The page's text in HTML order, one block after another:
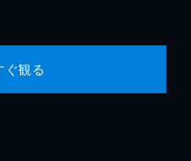
ぐ観る